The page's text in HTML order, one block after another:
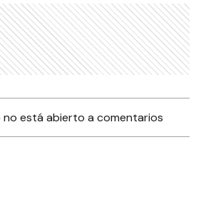
está abierto a comentarios